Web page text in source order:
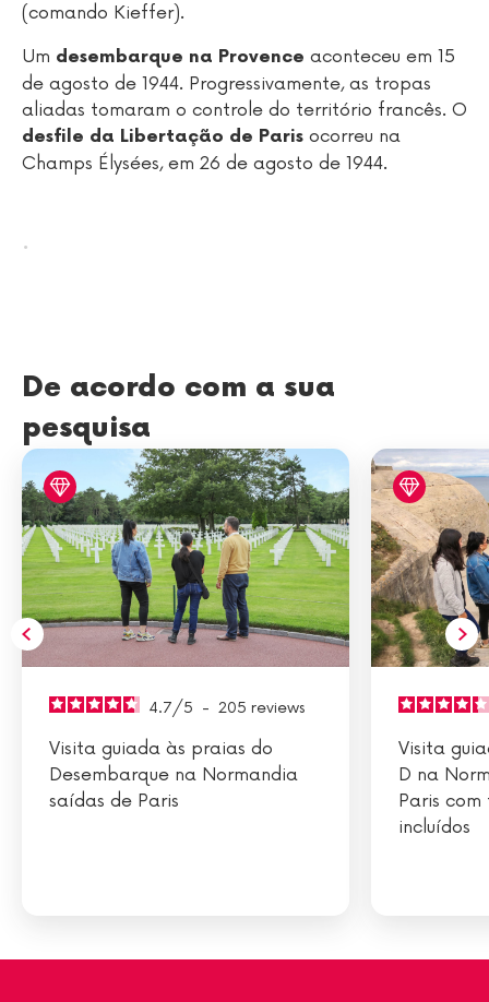
(comando Kieffer).
Um desembarque na Provence aconteceu em 15
de agosto de 1944. Progressivamente, as tropas
aliadas tomaram o controle do território francês. O
desfile da Libertação de Paris ocorreu na
Champs Élysées, em 26 de agosto de 1944.
.
De acordo com a sua
pesquisa
4.7/5 - 205 reviews
Visita guiada às praias do
Desembarque na Normandia
saídas de Paris
Visita
D na
Paris
incluídos